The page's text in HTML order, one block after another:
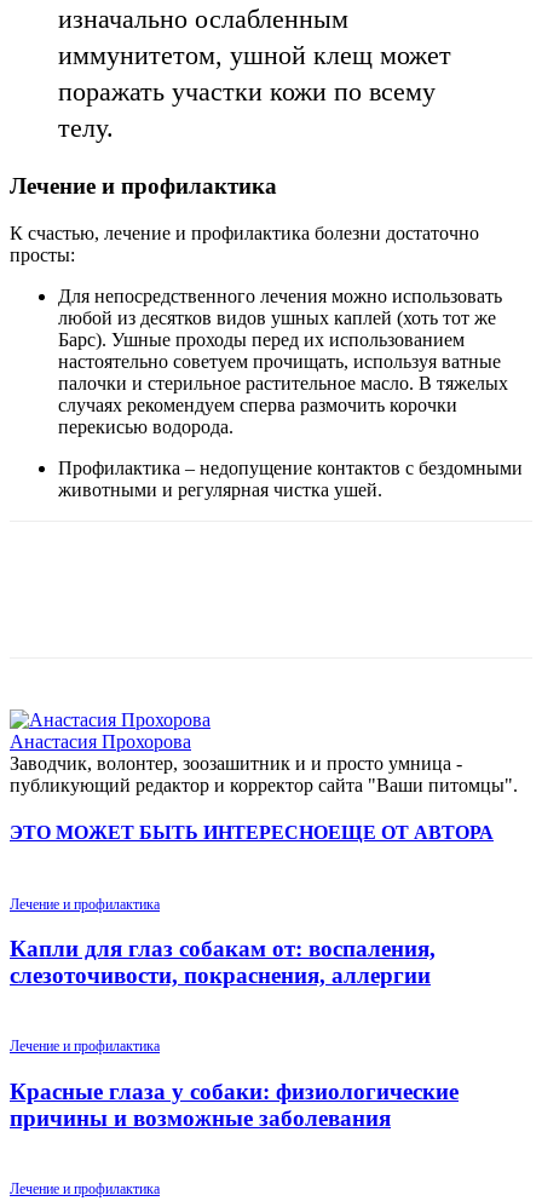
изначально ослабленным
иммунитетом, ушной клещ может
поражать участки кожи по всему
телу.
Лечение и профилактика
К счастью, лечение и профилактика болезни достаточно
просты:
Для непосредственного лечения можно использовать
любой из десятков видов ушных каплей (хоть тот же
Барс). Ушные проходы перед их использованием
настоятельно советуем прочищать, используя ватные
палочки и стерильное растительное масло. В тяжелых
случаях рекомендуем сперва размочить корочки
перекисью водорода.
Профилактика – недопущение контактов с бездомными
животными и регулярная чистка ушей.
Анастасия Прохорова
Заводчик, волонтер, зоозашитник и и просто умница -
публикующий редактор и корректор сайта "Ваши питомцы".
ЭТО МОЖЕТ БЫТЬ ИНТЕРЕСНОЕЩЕ ОТ АВТОРА
Лечение и профилактика
Капли для глаз собакам от: воспаления,
слезоточивости, покраснения, аллергии
Лечение и профилактика
Красные глаза у собаки: физиологические
причины и возможные заболевания
Лечение и профилактика